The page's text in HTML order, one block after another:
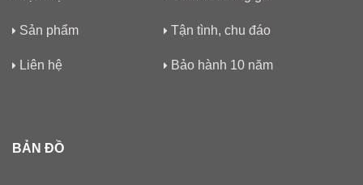
Sản phẩm
Liên hệ
Tận tình, chu đáo
Bảo hành 10 năm
BẢN ĐỒ